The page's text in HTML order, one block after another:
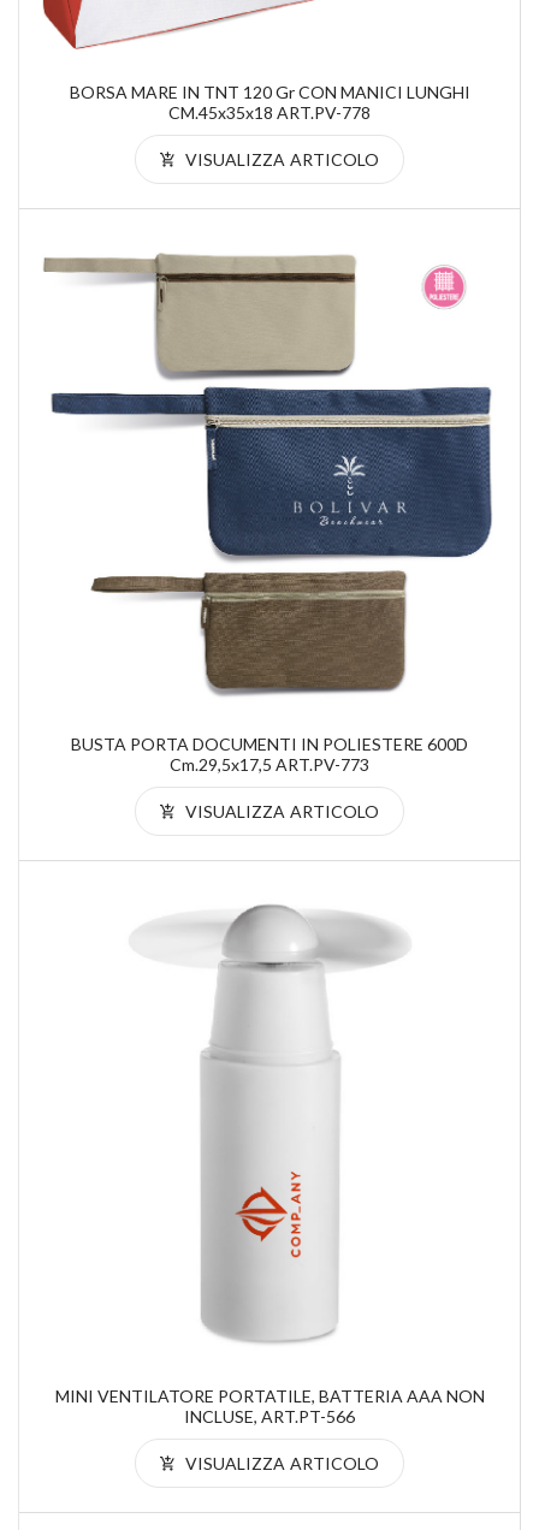
BORSA MARE IN TNT 120 Gr CON MANICI LUNGHI
CM.45x35x18 ART.PV-778
VISUALIZZA ARTICOLO
BUSTA PORTA DOCUMENTI IN POLIESTERE 600D
Cm.29,5x17,5 ART.PV-773
VISUALIZZA ARTICOLO
MINI VENTILATORE PORTATILE, BATTERIA AAA NON
INCLUSE, ART.PT-566
VISUALIZZA ARTICOLO